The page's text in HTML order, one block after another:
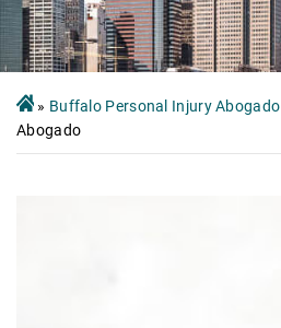
» Buffalo Personal Injury Abogado
Abogado